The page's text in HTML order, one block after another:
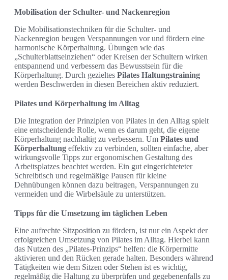
Mobilisation der Schulter- und Nackenregion
Die Mobilisationstechniken für die Schulter- und
Nackenregion beugen Verspannungen vor und fördern eine
harmonische Körperhaltung. Übungen wie das
„Schulterblattseinziehen“ oder Kreisen der Schultern wirken
entspannend und verbessern das Bewusstsein für die
Körperhaltung. Durch gezieltes Pilates Haltungstraining
werden Beschwerden in diesen Bereichen aktiv reduziert.
Pilates und Körperhaltung im Alltag
Die Integration der Prinzipien von Pilates in den Alltag spielt
eine entscheidende Rolle, wenn es darum geht, die eigene
Körperhaltung nachhaltig zu verbessern. Um Pilates und
Körperhaltung effektiv zu verbinden, sollten einfache, aber
wirkungsvolle Tipps zur ergonomischen Gestaltung des
Arbeitsplatzes beachtet werden. Ein gut eingerichteteter
Schreibtisch und regelmäßige Pausen für kleine
Dehnübungen können dazu beitragen, Verspannungen zu
vermeiden und die Wirbelsäule zu unterstützen.
Tipps für die Umsetzung im täglichen Leben
Eine aufrechte Sitzposition zu fördern, ist nur ein Aspekt der
erfolgreichen Umsetzung von Pilates im Alltag. Hierbei kann
das Nutzen des „Pilates-Prinzips“ helfen: die Körpermitte
aktivieren und den Rücken gerade halten. Besonders während
Tätigkeiten wie dem Sitzen oder Stehen ist es wichtig,
regelmäßig die Haltung zu überprüfen und gegebenenfalls zu